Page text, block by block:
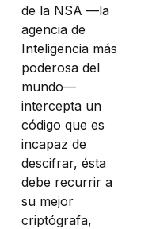
de la NSA —la
agencia de
Inteligencia más
poderosa del
mundo—
intercepta un
código que es
incapaz de
descifrar, ésta
debe recurrir a
su mejor
criptógrafa,